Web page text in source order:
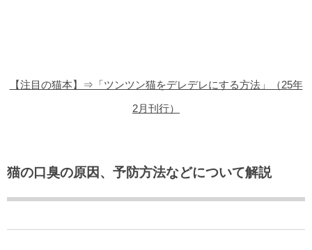
【注目の猫本】⇒「ツンツン猫をデレデレにする方法」（25年
2月刊行）
猫の口臭の原因、予防方法などについて解説
猫のゲーム・アプリ
猫のフリー写真素材